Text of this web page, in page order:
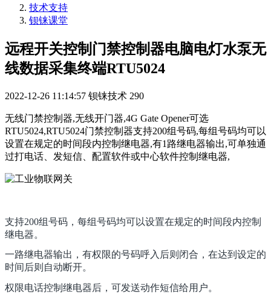
技术支持
钡铼课堂
远程开关控制门禁控制器电脑电灯水泵无
线数据采集终端RTU5024
2022-12-26 11:14:57 钡铼技术 290
无线门禁控制器,无线开门器,4G Gate Opener可选
RTU5024,RTU5024门禁控制器支持200组号码,每组号码均可以
设置在规定的时间段内控制继电器,有1路继电器输出,可单独通
过打电话、发短信、配置软件或中心软件控制继电器,
支持200组号码，每组号码均可以设置在规定的时间段内控制
继电器。
一路继电器输出，有权限的号码呼入后则闭合，在达到设定的
时间后则自动断开。
权限电话控制继电器后，可发送动作短信给用户。